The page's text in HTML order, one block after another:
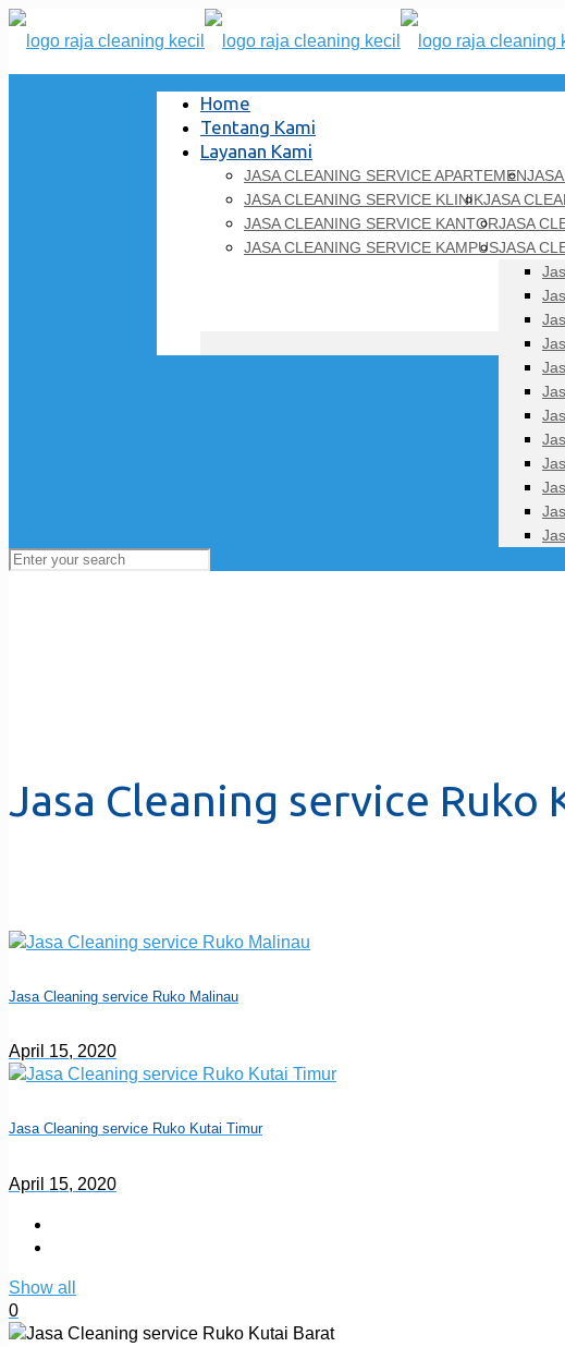
Home
Tentang Kami
Layanan Kami
JASA CLEANING SERVICE APARTEMEN
JASA CLEANING SERVICE KLINIKJASA
JASA CLEANING SERVICE KANTORJASA
JASA CLEANING SERVICE KAMPUSJASA
Jasa Cleaning service Ruko
Jasa Cleaning service Ruko Malinau
April 15, 2020
Jasa Cleaning service Ruko Kutai Timur
April 15, 2020
Show all
0